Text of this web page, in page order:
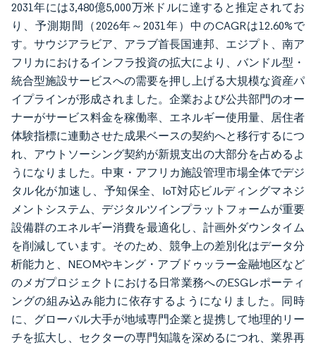
2031年には3,480億5,000万米ドルに達すると推定されてお
り、予測期間（2026年～2031年）中のCAGRは12.60%で
す。サウジアラビア、アラブ首長国連邦、エジプト、南ア
フリカにおけるインフラ投資の拡大により、バンドル型・
統合型施設サービスへの需要を押し上げる大規模な資産パ
イプラインが形成されました。企業および公共部門のオー
ナーがサービス料金を稼働率、エネルギー使用量、居住者
体験指標に連動させた成果ベースの契約へと移行するにつ
れ、アウトソーシング契約が新規支出の大部分を占めるよ
うになりました。中東・アフリカ施設管理市場全体でデジ
タル化が加速し、予知保全、IoT対応ビルディングマネジ
メントシステム、デジタルツインプラットフォームが重要
設備群のエネルギー消費を最適化し、計画外ダウンタイム
を削減しています。そのため、競争上の差別化はデータ分
析能力と、NEOMやキング・アブドゥッラー金融地区など
のメガプロジェクトにおける日常業務へのESGレポーティ
ングの組み込み能力に依存するようになりました。同時
に、グローバル大手が地域専門企業と提携して地理的リー
チを拡大し、セクターの専門知識を深めるにつれ、業界再